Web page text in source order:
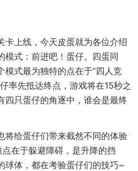
卡上线，今天皮蛋就为各位介绍
模式：前进吧！蛋仔。四蛋同
模式最为独特的点在于“四人竞
率先抵达终点，游戏将在15秒之
四只蛋仔的角逐中，谁会是最终
将给蛋仔们带来截然不同的体验
在于躲避障碍，是升降的挡
球体，都在考验蛋仔们的技巧~